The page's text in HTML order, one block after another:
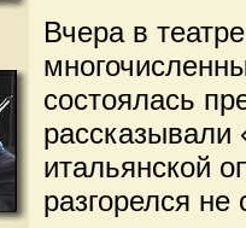
Вчера в
состоялась
рассказывали
итальянской
разгорелся не